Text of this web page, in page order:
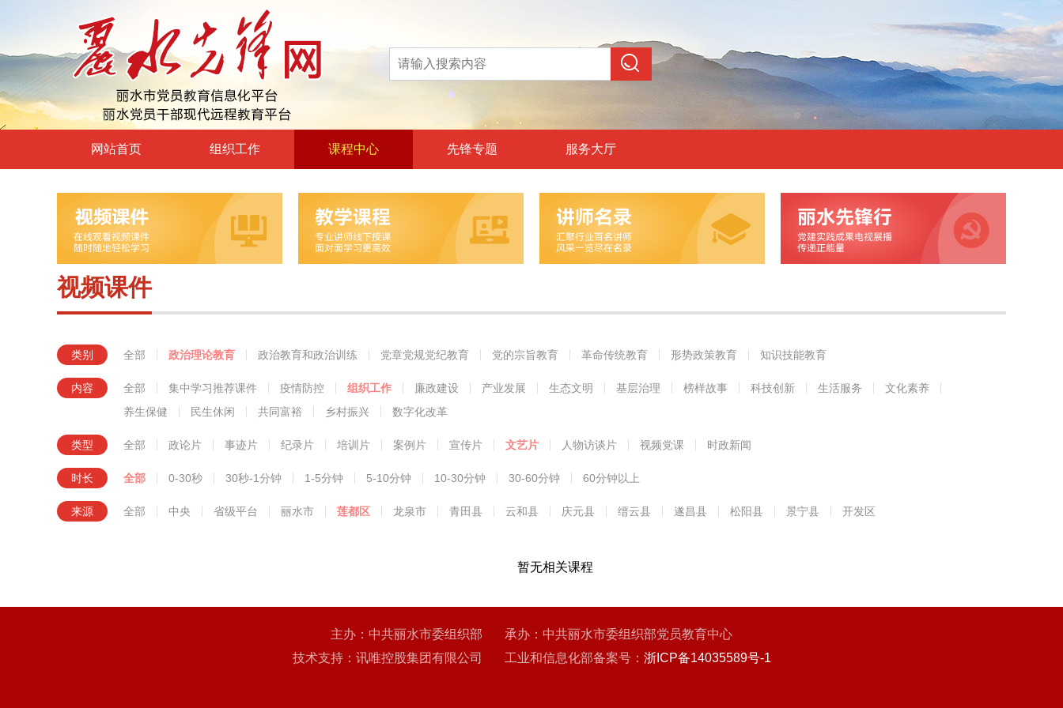
网站首页 组织工作
领导动态
自身建设
组工之窗
课程中心
政治教育和政治训练
党章党规党纪教育
革命传统教育
先锋专题 服务大厅
视频课件
类别 全部 政治理论教育 政治教育和政治训练 党章党规党纪教育 党的宗旨教育 革命传统教育 形势政策教育 知识技能教育
内容 全部 集中学习推荐课件 疫情防控 组织工作 廉政建设 产业发展 生态文明 基层治理 榜样故事 科技创新 生活服务
文化素养
养生保健
民生休闲 共同富裕 乡村振兴 数字化改革
类型 全部 政论片 事迹片 纪录片 培训片 案例片 宣传片 文艺片 人物访谈片 视频党课 时政新闻
时长 全部 0-30秒 30秒-1分钟 1-5分钟 5-10分钟 10-30分钟 30-60分钟 60分钟以上
来源 全部 中央 省级平台 丽水市 莲都区 龙泉市 青田县 云和县 庆元县 缙云县 遂昌县 松阳县 景宁县 开发区
暂无相关课程
主办：中共丽水市委组织部 承办：中共丽水市委组织部党员教育中心
技术支持：讯唯控股集团有限公司 工业和信息化部备案号： 浙ICP备14035589号-1